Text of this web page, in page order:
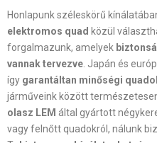
Honlapunk széleskörű
elektromos quad közül
forgalmazunk, amelyek
vannak tervezve . Japán és
így garantáltan minőségi
járműveink között
olasz LEM által gyártott
vagy felnőtt quadokról, nálunk